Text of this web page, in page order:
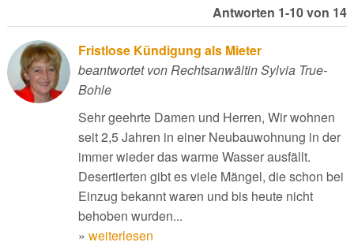
Antworten 1-10 von 14
Fristlose Kündigung als Mieter
beantwortet von Rechtsanwältin Sylvia True-
Bohle
Sehr geehrte Damen und Herren, Wir wohnen
seit 2,5 Jahren in einer Neubauwohnung in der
immer wieder das warme Wasser ausfällt.
Desertierten gibt es viele Mängel, die schon bei
Einzug bekannt waren und bis heute nicht
behoben wurden...
» weiterlesen